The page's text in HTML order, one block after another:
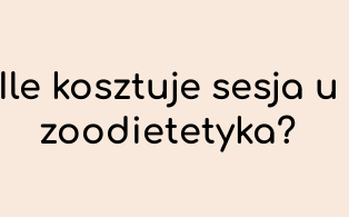
Ile kosztuje sesja u
zoodietetyka?